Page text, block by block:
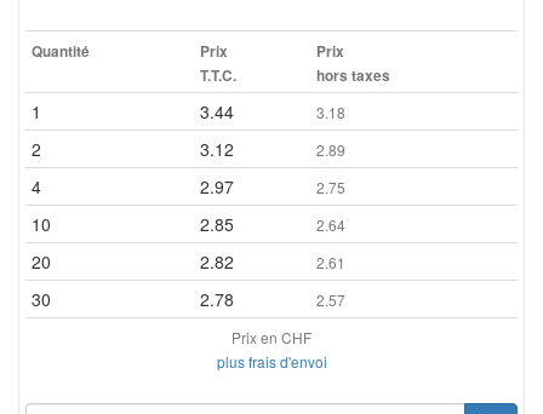
Quantité
Prix
T.T.C.
Prix
hors taxes
1 3.44 3.18
2 3.12 2.89
4 2.97 2.75
10 2.85 2.64
20 2.82 2.61
30 2.78
2.57
Prix en CHF
plus frais d'envoi